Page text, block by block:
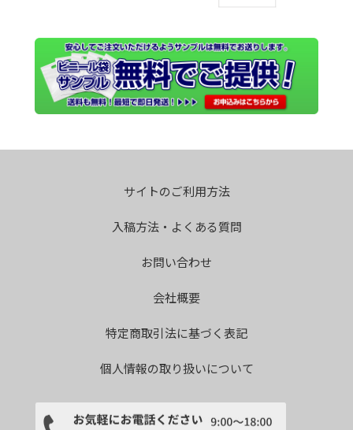
サイトのご利用方法
入稿方法・よくある質問
お問い合わせ
会社概要
特定商取引法に基づく表記
個人情報の取り扱いについて